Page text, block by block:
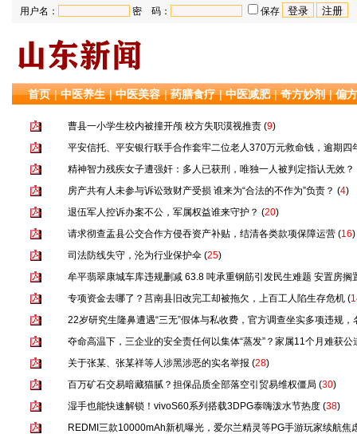
用户名： 密 码： 保存
首页 |中医养生 |中医美容 |药膳食疗 |中医减肥 |奇方妙剂 |偏
曹县一小学生校内被撞开颅 校方失职漠视推责 (9)
平安信托、平安银行联手合作套牢二位老人370万元救命钱，逾期四
精神智力残疾女子遭强奸：多人已获刑，唯独一人被判定指认无效？
房产共有人未参与诉讼致财产受损 谁来为“合法的不作为”负责？ (4)
退伍军人控诉办案不公，军属权益谁来守护？ (20)
请求彻查盂县公交合作方侵吞资产补贴，结清各类款项保障运营 (16)
司法防线失守，沦为行业保护伞 (25)
牟平翡翠康城车库违规删减 63.8 吨承重钢筋引发民生难题 安置房搁
专项资金去哪了？莒南县旧改完工却被拖欠，上百工人陷生存危机 (
22岁研究生隆鼻遭遇“三无”假体与私收费，官方调查坐实多项违规
夺命高温下，三企业的安全责任何以集体“蒸发”？家属11个月难获公
关于张某、张某祥等人涉黑涉恶的实名举报 (28)
百万矿石交易暗藏猫腻？担保品质全部落空引贸易维权僵局 (30)
湿手也能快速解锁！vivoS60系列搭载3DPG泰嗨泼水节热度 (38)
REDMI三款10000mAh新机曝光，爱尔兰精灵等PG手游玩家续航焦